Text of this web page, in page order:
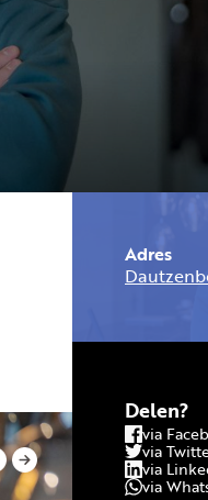
Adres
Delen?
via
via
via
via